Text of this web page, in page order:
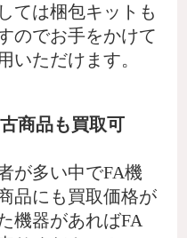
ては梱包キットも
のでお手をかけて
いただけます。
商品も買取可
が多い中でFA機
品にも買取価格が
機器があればFA